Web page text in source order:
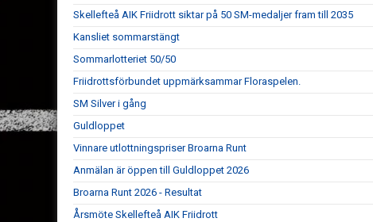
Skellefteå AIK Friidrott siktar på 50 SM-medaljer fram till 2035
Kansliet sommarstängt
Sommarlotteriet 50/50
Friidrottsförbundet uppmärksammar Floraspelen.
SM Silver i gång
Guldloppet
Vinnare utlottningspriser Broarna Runt
Anmälan är öppen till Guldloppet 2026
Broarna Runt 2026 - Resultat
Årsmöte Skellefteå AIK Friidrott